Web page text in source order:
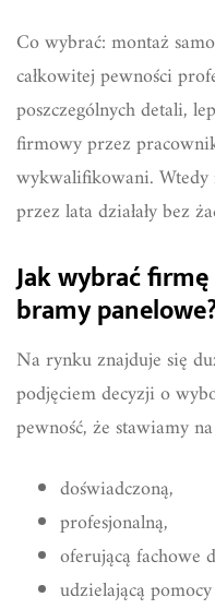
Co wybrać: montaż
całkowitej pewności
poszczególnych detali,
firmowy przez
wykwalifikowani. Wtedy
przez lata działały bez
Jak wybrać
bramy
Na rynku znajduje się
podjęciem decyzji o
pewność, że stawiamy
doświadczoną,
profesjonalną,
oferującą fachowe
udzielającą